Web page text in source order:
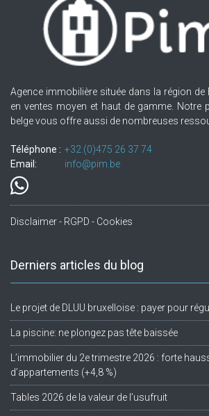
Agence immobilière située dans la région de
en ventes moyen et haut de gamme. Notre
belge vous offre aussi de nombreuses
Téléphone : +32.(0)475 26 37 74
Email:
info@pim.be
Disclaimer - RGPD - Cookies
Derniers articles du blog
Le projet de DLUU bruxelloise : payer pour
La piscine: ne plongez pas tête baissée
L’immobilier du 2e trimestre 2026 : forte
d’appartements (+4,8 %)
Tables 2026 de la valeur de l’usufruit